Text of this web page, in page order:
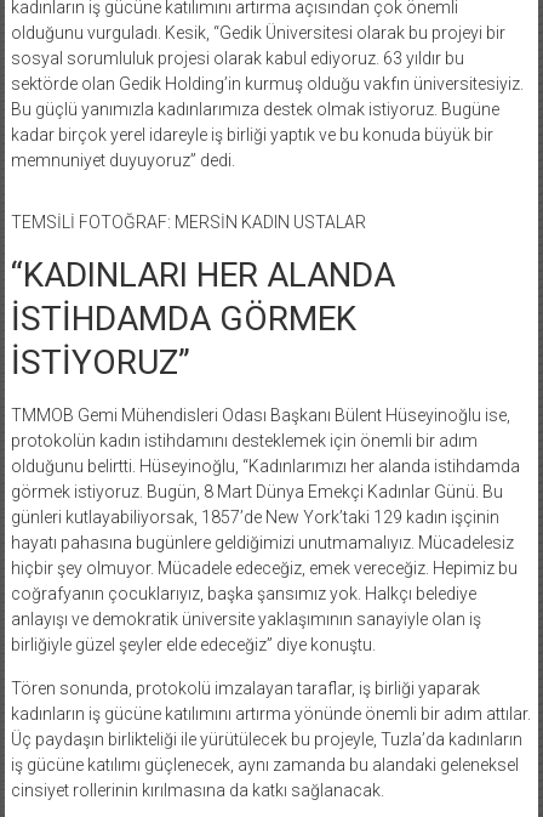
kadınların iş gücüne katılımını artırma açısından çok önemli
olduğunu vurguladı. Kesik, “Gedik Üniversitesi olarak bu projeyi bir
sosyal sorumluluk projesi olarak kabul ediyoruz. 63 yıldır bu
sektörde olan Gedik Holding’in kurmuş olduğu vakfın üniversitesiyiz.
Bu güçlü yanımızla kadınlarımıza destek olmak istiyoruz. Bugüne
kadar birçok yerel idareyle iş birliği yaptık ve bu konuda büyük bir
memnuniyet duyuyoruz” dedi.
TEMSİLİ FOTOĞRAF: MERSİN KADIN USTALAR
“KADINLARI HER ALANDA
İSTİHDAMDA GÖRMEK
İSTİYORUZ”
TMMOB Gemi Mühendisleri Odası Başkanı Bülent Hüseyinoğlu ise,
protokolün kadın istihdamını desteklemek için önemli bir adım
olduğunu belirtti. Hüseyinoğlu, “Kadınlarımızı her alanda istihdamda
görmek istiyoruz. Bugün, 8 Mart Dünya Emekçi Kadınlar Günü. Bu
günleri kutlayabiliyorsak, 1857’de New York’taki 129 kadın işçinin
hayatı pahasına bugünlere geldiğimizi unutmamalıyız. Mücadelesiz
hiçbir şey olmuyor. Mücadele edeceğiz, emek vereceğiz. Hepimiz bu
coğrafyanın çocuklarıyız, başka şansımız yok. Halkçı belediye
anlayışı ve demokratik üniversite yaklaşımının sanayiyle olan iş
birliğiyle güzel şeyler elde edeceğiz” diye konuştu.
Tören sonunda, protokolü imzalayan taraflar, iş birliği yaparak
kadınların iş gücüne katılımını artırma yönünde önemli bir adım attılar.
Üç paydaşın birlikteliği ile yürütülecek bu projeyle, Tuzla’da kadınların
iş gücüne katılımı güçlenecek, aynı zamanda bu alandaki geleneksel
cinsiyet rollerinin kırılmasına da katkı sağlanacak.